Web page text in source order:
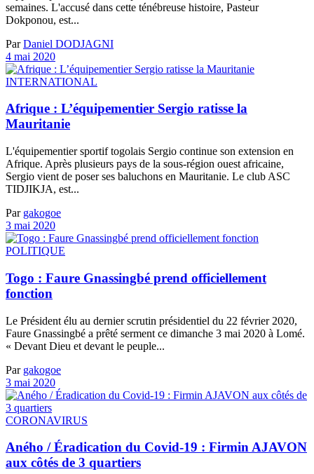
semaines. L'accusé dans cette ténébreuse histoire, Pasteur
Dokponou, est...
Par Daniel DODJAGNI
4 mai 2020
INTERNATIONAL
Afrique : L’équipementier Sergio ratisse la
Mauritanie
L'équipementier sportif togolais Sergio continue son extension en
Afrique. Après plusieurs pays de la sous-région ouest africaine,
Sergio vient de poser ses baluchons en Mauritanie. Le club ASC
TIDJIKJA, est...
Par gakogoe
3 mai 2020
POLITIQUE
Togo : Faure Gnassingbé prend officiellement
fonction
Le Président élu au dernier scrutin présidentiel du 22 février 2020,
Faure Gnassingbé a prêté serment ce dimanche 3 mai 2020 à Lomé.
« Devant Dieu et devant le peuple...
Par gakogoe
3 mai 2020
CORONAVIRUS
Aného / Éradication du Covid-19 : Firmin AJAVON
aux côtés de 3 quartiers